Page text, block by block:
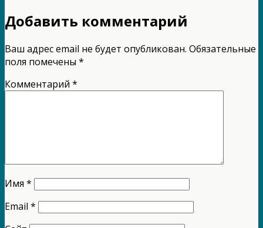
Добавить комментарий
Ваш адрес email не будет опубликован. Обязательные
поля помечены *
Комментарий *
Имя *
Email *